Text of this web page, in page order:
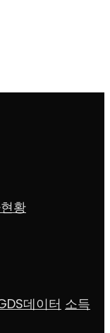
황
데이터 소득